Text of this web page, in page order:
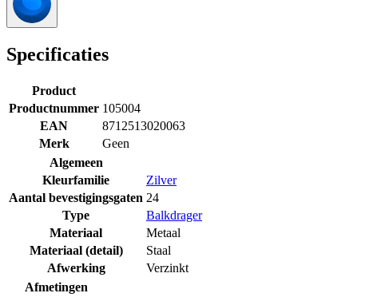
Specificaties
Product
Productnummer 105004
EAN
8712513020063
Merk
Geen
Algemeen
Kleurfamilie
Zilver
Aantal bevestigingsgaten 24
Type
Balkdrager
Materiaal
Metaal
Materiaal (detail)
Staal
Afwerking
Verzinkt
Afmetingen